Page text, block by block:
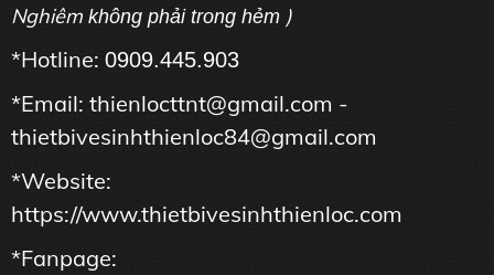
Nghiêm không phải trong hẻm )
*Hotline: 0909.445.903
*Email: thienlocttnt@gmail.com -
thietbivesinhthienloc84@gmail.com
*Website:
https://www.thietbivesinhthienloc.com
*Fanpage: